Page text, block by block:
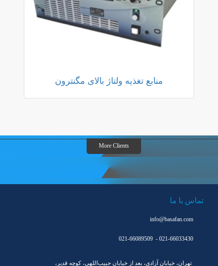
منابع تغذیه ولتاژ بالای مگنترون
More Clients
تماس با ما
info@basafan.com
021-66089509 - 021-66033430
تهران، خیابان آزادی، بعد از خیابان حبیب‌اللهی، کوچه قدیر،